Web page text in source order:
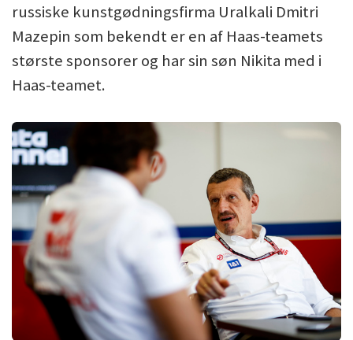
russiske kunstgødningsfirma Uralkali Dmitri
Mazepin som bekendt er en af Haas-teamets
største sponsorer og har sin søn Nikita med i
Haas-teamet.